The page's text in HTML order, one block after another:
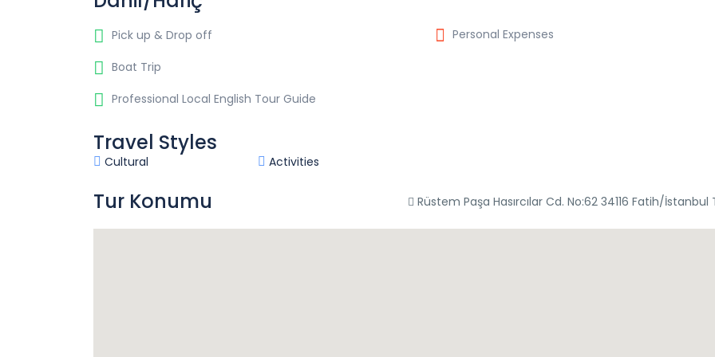
Pick up & Drop off
Boat Trip
Professional Local English Tour Guide
Personal Expenses
Travel Styles
Cultural Activities
Tur Konumu Rüstem Paşa Hasırcılar Cd. No:62 34116 Fatih/İstanbul